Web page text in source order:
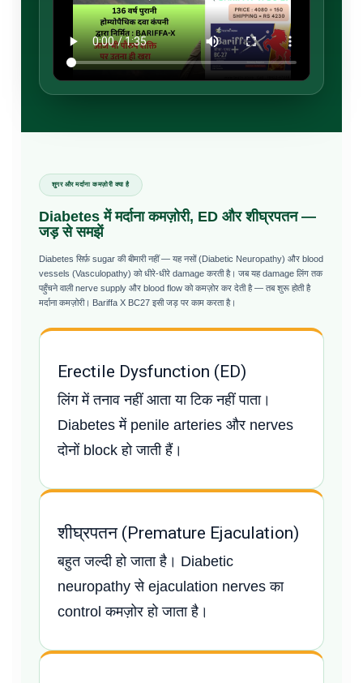
शुगर और मर्दाना कमज़ोरी क्या है
Diabetes में मर्दाना कमज़ोरी, ED और शीघ्रपतन —
जड़ से समझें
Diabetes सिर्फ़ sugar की बीमारी नहीं — यह नसों (Diabetic Neuropathy) और blood
vessels (Vasculopathy) को धीरे-धीरे damage करती है। जब यह damage लिंग तक
पहुँचने वाली nerve supply और blood flow को कमज़ोर कर देती है — तब शुरू होती है
मर्दाना कमज़ोरी। Bariffa X BC27 इसी जड़ पर काम करता है।
Erectile Dysfunction (ED)
लिंग में तनाव नहीं आता या टिक नहीं पाता।
Diabetes में penile arteries और nerves
दोनों block हो जाती हैं।
शीघ्रपतन (Premature Ejaculation)
बहुत जल्दी हो जाता है। Diabetic
neuropathy से ejaculation nerves का
control कमज़ोर हो जाता है।